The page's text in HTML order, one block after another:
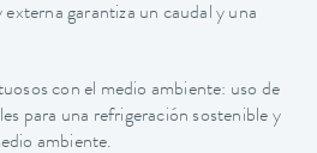
garantiza un caudal y una
con el medio ambiente: uso de
para una refrigeración sostenible y
ambiente.